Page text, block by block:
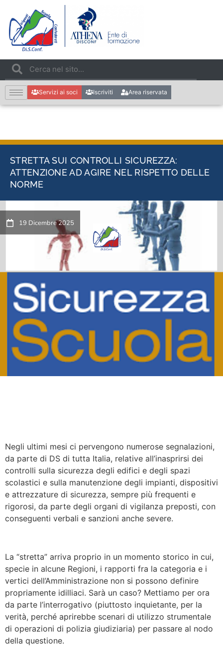
Servizi ai soci Iscriviti Area riservata
STRETTA SUI CONTROLLI SICUREZZA:
ATTENZIONE AD AGIRE NEL RISPETTO DELLE
NORME
19 Dicembre 2025
Negli ultimi mesi ci pervengono numerose segnalazioni,
da parte di DS di tutta Italia, relative all’inasprirsi dei
controlli sulla sicurezza degli edifici e degli spazi
scolastici e sulla manutenzione degli impianti, dispositivi
e attrezzature di sicurezza, sempre più frequenti e
rigorosi, da parte degli organi di vigilanza preposti, con
conseguenti verbali e sanzioni anche severe.
La “stretta” arriva proprio in un momento storico in cui,
specie in alcune Regioni, i rapporti fra la categoria e i
vertici dell’Amministrazione non si possono definire
propriamente idilliaci. Sarà un caso? Mettiamo per ora
da parte l’interrogativo (piuttosto inquietante, per la
verità, perché aprirebbe scenari di utilizzo strumentale
di operazioni di polizia giudiziaria) per passare al nodo
della questione.